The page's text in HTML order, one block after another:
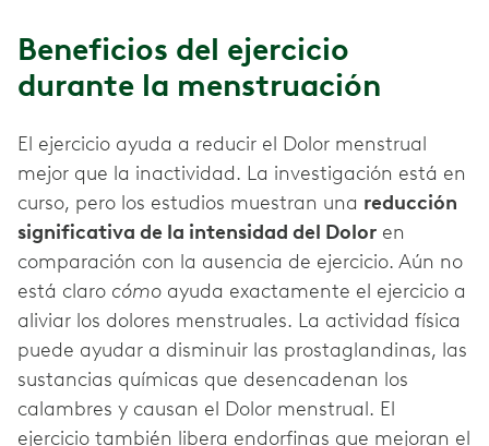
Beneficios del ejercicio
durante la menstruación
El ejercicio ayuda a reducir el Dolor menstrual
mejor que la inactividad. La investigación está en
curso, pero los estudios muestran una reducción
significativa de la intensidad del Dolor en
comparación con la ausencia de ejercicio. Aún no
está claro cómo ayuda exactamente el ejercicio a
aliviar los dolores menstruales. La actividad física
puede ayudar a disminuir las prostaglandinas, las
sustancias químicas que desencadenan los
calambres y causan el Dolor menstrual. El
ejercicio también libera endorfinas que mejoran el